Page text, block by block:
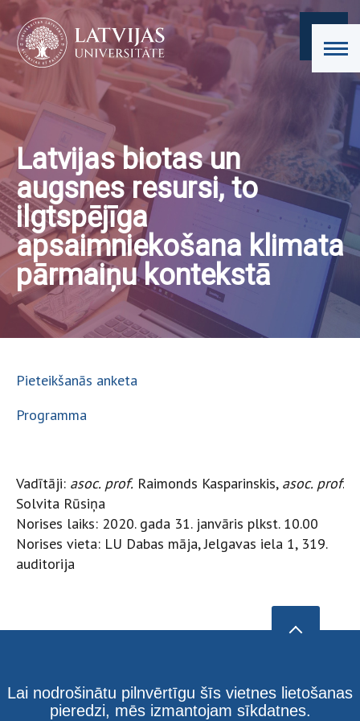
Latvijas biotas un
augsnes resursi, to
ilgtspējīga
apsaimniekošana klimata
pārmaiņu kontekstā
Pieteikšanās anketa
Programma
Vadītāji: asoc. prof. Raimonds Kasparinskis, asoc. prof.
Solvita Rūsiņa
Norises laiks: 2020. gada 31. janvāris plkst. 10.00
Norises vieta: LU Dabas māja, Jelgavas iela 1, 319.
auditorija
Lai nodrošinātu pilnvērtīgu šīs vietnes lietošanas
pieredzi, mēs izmantojam sīkdatnes.